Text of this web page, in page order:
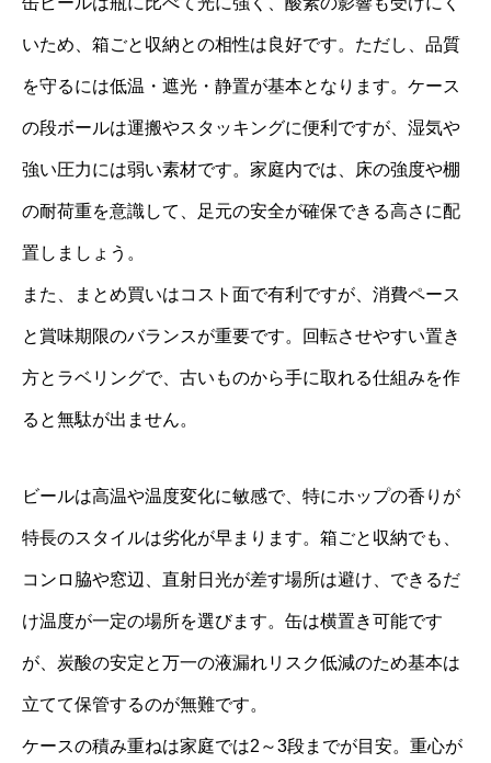
いため、箱ごと収納との相性は良好です。ただし、品質
を守るには低温・遮光・静置が基本となります。ケース
の段ボールは運搬やスタッキングに便利ですが、湿気や
強い圧力には弱い素材です。家庭内では、床の強度や棚
の耐荷重を意識して、足元の安全が確保できる高さに配
置しましょう。
また、まとめ買いはコスト面で有利ですが、消費ペース
と賞味期限のバランスが重要です。回転させやすい置き
方とラベリングで、古いものから手に取れる仕組みを作
ると無駄が出ません。
ビールは高温や温度変化に敏感で、特にホップの香りが
特長のスタイルは劣化が早まります。箱ごと収納でも、
コンロ脇や窓辺、直射日光が差す場所は避け、できるだ
け温度が一定の場所を選びます。缶は横置き可能です
が、炭酸の安定と万一の液漏れリスク低減のため基本は
立てて保管するのが無難です。
ケースの積み重ねは家庭では2～3段までが目安。重心が